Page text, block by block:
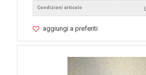
Condizioni articolo
aggiungi a preferiti